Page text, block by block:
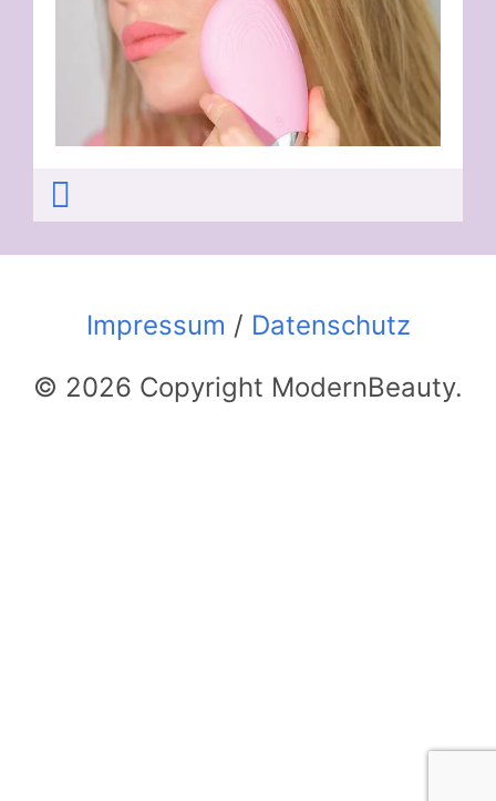
Impressum / Datenschutz
© 2026 Copyright ModernBeauty.